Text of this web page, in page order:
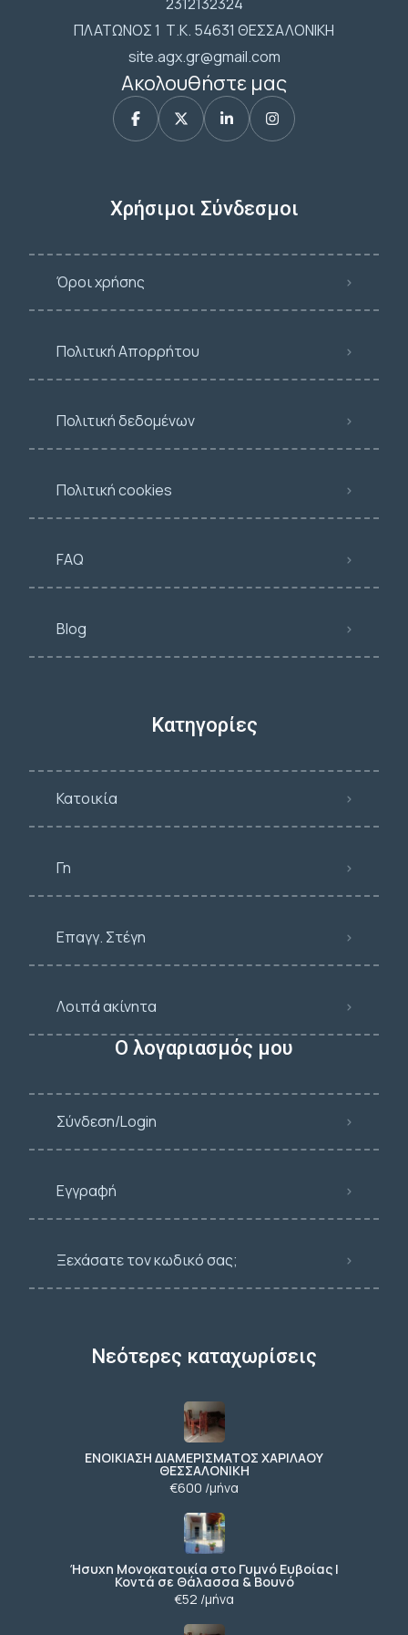
ΠΛΑΤΩΝΟΣ 1 Τ.Κ. 54631 ΘΕΣΣΑΛΟΝΙΚΗ
site.agx.gr@gmail.com
Ακολουθήστε μας
Χρήσιμοι Σύνδεσμοι
Όροι χρήσης
Πολιτική Απορρήτου
Πολιτική δεδομένων
Πολιτική cookies
FAQ
Blog
Κατηγορίες
Κατοικία
Γη
Επαγγ. Στέγη
Λοιπά ακίνητα
Ο λογαριασμός μου
Σύνδεση/Login
Εγγραφή
Ξεχάσατε τον κωδικό σας;
Νεότερες καταχωρίσεις
ΕΝΟΙΚΙΑΣΗ ΔΙΑΜΕΡΙΣΜΑΤΟΣ ΧΑΡΙΛΑΟΥ
ΘΕΣΣΑΛΟΝΙΚΗ
€600 /μήνα
Ήσυχη Μονοκατοικία στο Γυμνό Ευβοίας |
Κοντά σε Θάλασσα & Βουνό
€52 /μήνα